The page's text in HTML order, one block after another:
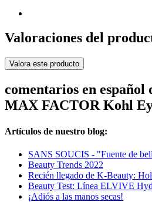
Valoraciones del
Valora este producto
comentarios en español
MAX FACTOR Kohl
Artículos de nuestro blog:
SANS SOUCIS - "Fuente de
Beauty Trends 2022
Recién llegado de K-Beauty:
Beauty Test: Línea ELVIVE
¡Adiós a las manos secas!